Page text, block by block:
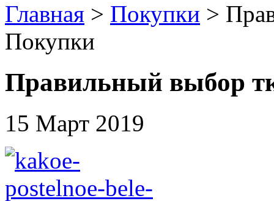
Главная > Покупки >
Покупки
Правильный выбор
15 Март 2019